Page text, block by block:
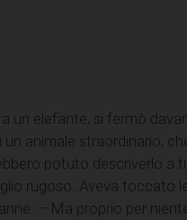
un elefante, si fermò
animale straordinario,
potuto descriverlo a
rugoso. Aveva toccato
– Ma proprio per